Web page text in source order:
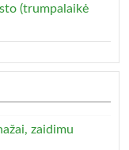
(trumpalaikė
zaidimu